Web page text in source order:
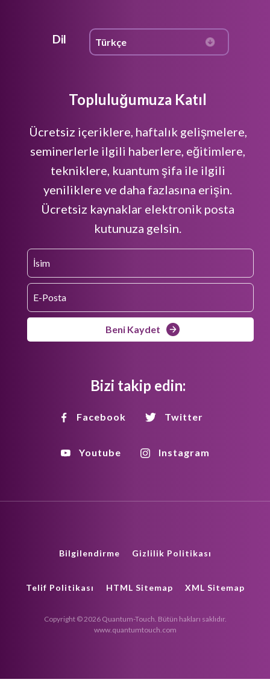
Dil
Topluluğumuza Katıl
Ücretsiz içeriklere, haftalık gelişmelere,
seminerlerle ilgili haberlere, eğitimlere,
tekniklere, kuantum şifa ile ilgili
yeniliklere ve daha fazlasına erişin.
Ücretsiz kaynaklar elektronik posta
kutunuza gelsin.
Beni Kaydet
Bizi takip edin:
Facebook Twitter
Youtube Instagram
Bilgilendirme Gizlilik Politikası
Telif Politikası HTML Sitemap XML Sitemap
Copyright © 2026 Quantum-Touch. Bütün hakları saklıdır.
www.quantumtouch.com